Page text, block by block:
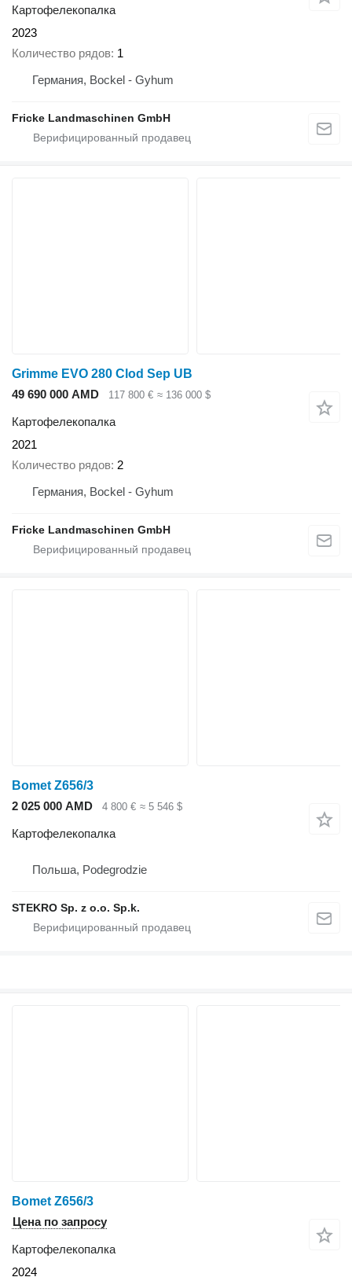
Картофелекопалка
2023
Количество рядов 1
Германия, Bockel - Gyhum
Fricke Landmaschinen GmbH
Grimme EVO 280 Clod Sep UB
49 690 000 AMD
117 800 € ≈ 136 000 $
Картофелекопалка
2021
Количество рядов 2
Германия, Bockel - Gyhum
Fricke Landmaschinen GmbH
Bomet Z656/3
2 025 000 AMD
4 800 € ≈ 5 546 $
Картофелекопалка
Польша, Podegrodzie
STEKRO Sp. z o.o. Sp.k.
Bomet Z656/3
Цена по запросу
Картофелекопалка
2024